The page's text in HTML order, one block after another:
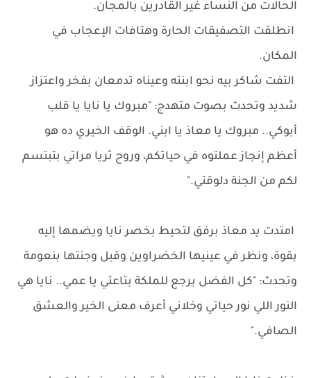
الحالات من النساء غير القادرين بالمجان.
انطلقت التصفيقات الحارة وهتافات الإعجاب في
المكان.
التفت شاكر بيه نحو ابنته وعيناه تدمعان بفخر واعتزاز
شديد وتحدث بصوت متهدج: "مبروك يا نايا يا قلب
أبوكي.. مبروك يا معاذ يا ابني. الوقف الخيري ده هو
أعظم إنجاز عملتوه في حياتكم، وروح ثريا مراتي بتبتسم
لكم من الجنة دلوقتي."
امتدت يد معاذ برفق لتحيط بخصر نايا ويضمها إليه
بقوة، ونظر في عينيها الخضراوين وقبل وجنتها بنعومة
وتحدث: "كل الفضل يرجع للملكة بتاعتي يا عمي.. نايا هي
النور اللي نور حياتي وخلاني أعرف معنى الخير والعشق
الصافي."